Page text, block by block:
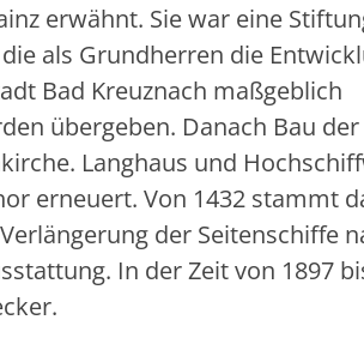
erwähnt. Sie war eine
als Grundherren die
Bad Kreuznach maßgeblich
übergeben. Danach Bau der
Langhaus und
erneuert. Von 1432 stammt
der Seitenschiffe
In der Zeit von 1897